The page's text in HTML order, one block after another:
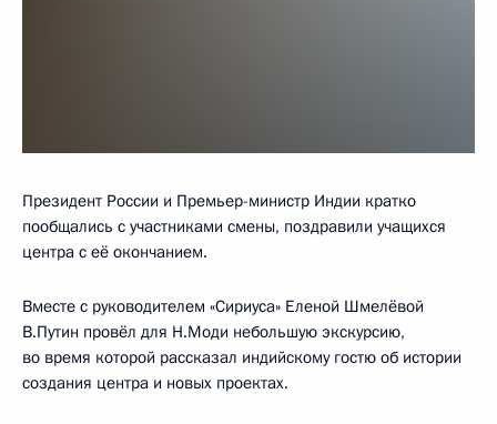
Президент России и Премьер-министр Индии кратко
пообщались с участниками смены, поздравили учащихся
центра с её окончанием.
Вместе с руководителем «Сириуса» Еленой Шмелёвой
В.Путин провёл для Н.Моди небольшую экскурсию,
во время которой рассказал индийскому гостю об истории
создания центра и новых проектах.